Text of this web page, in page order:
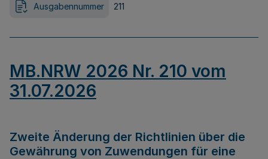
Ausgabennummer 211
MB.NRW 2026 Nr. 210 vom
31.07.2026
Zweite Änderung der Richtlinien über die
Gewährung von Zuwendungen für eine